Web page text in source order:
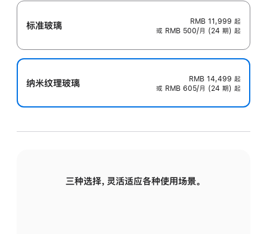
标准玻璃 RMB 11,999 起
或 RMB 500/月 (24 期) 起
纳米纹理玻璃 RMB 14,499 起
或 RMB 605/月 (24 期) 起
三种选择，灵活适应各种使用场景。